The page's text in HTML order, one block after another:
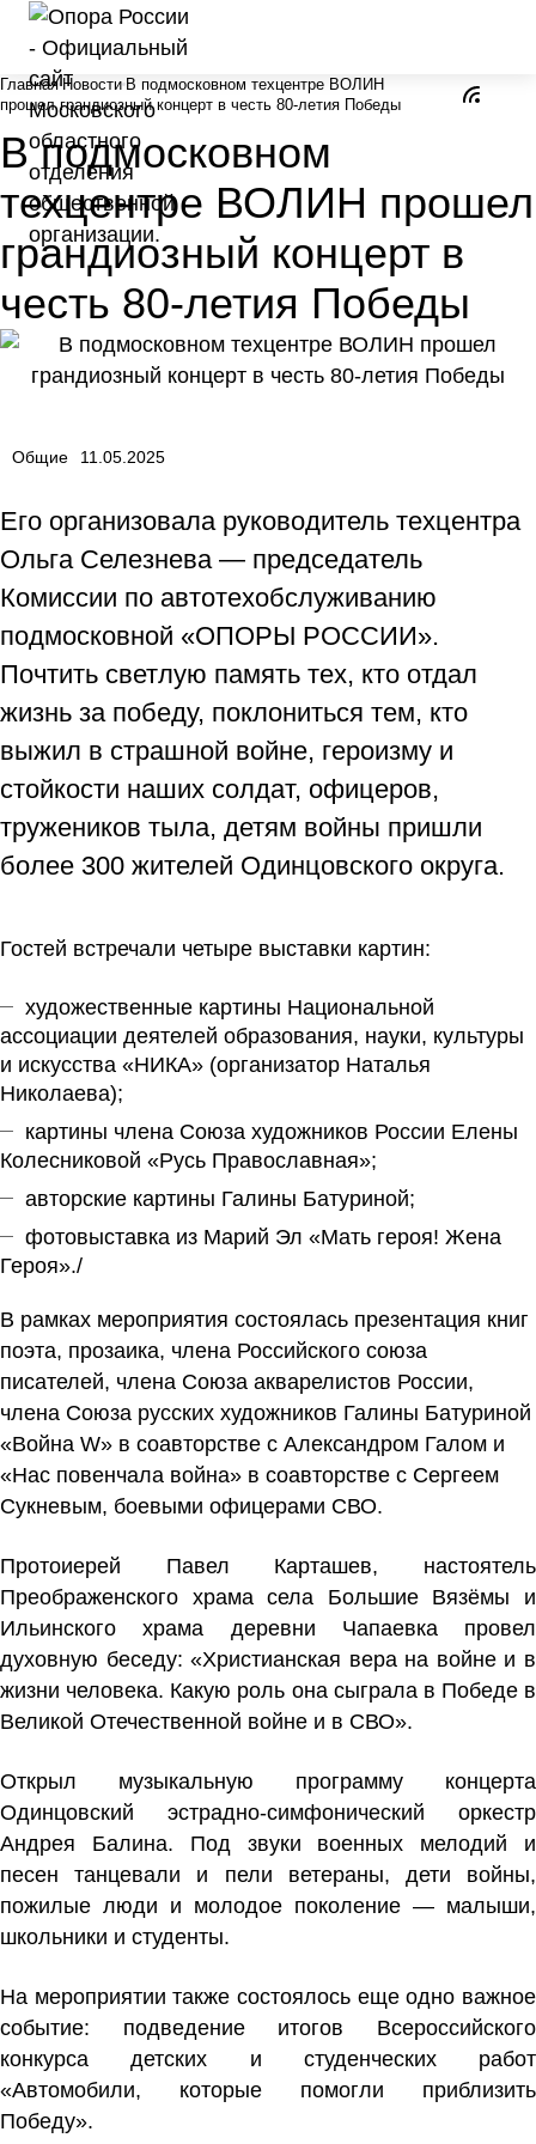
Главная Новости В подмосковном техцентре ВОЛИН
прошел грандиозный концерт в честь 80-летия Победы
В подмосковном
техцентре ВОЛИН прошел
грандиозный концерт в
честь 80-летия Победы
Общие 11.05.2025
Его организовала руководитель техцентра
Ольга Селезнева — председатель
Комиссии по автотехобслуживанию
подмосковной «ОПОРЫ РОССИИ».
Почтить светлую память тех, кто отдал
жизнь за победу, поклониться тем, кто
выжил в страшной войне, героизму и
стойкости наших солдат, офицеров,
тружеников тыла, детям войны пришли
более 300 жителей Одинцовского округа.
Гостей встречали четыре выставки картин:
художественные картины Национальной
ассоциации деятелей образования, науки, культуры
и искусства «НИКА» (организатор Наталья
Николаева);
картины члена Союза художников России Елены
Колесниковой «Русь Православная»;
авторские картины Галины Батуриной;
фотовыставка из Марий Эл «Мать героя! Жена
Героя»./
В рамках мероприятия состоялась презентация книг
поэта, прозаика, члена Российского союза
писателей, члена Союза акварелистов России,
члена Союза русских художников Галины Батуриной
«Война W» в соавторстве с Александром Галом и
«Нас повенчала война» в соавторстве с Сергеем
Сукневым, боевыми офицерами СВО.
Протоиерей Павел Карташев, настоятель
Преображенского храма села Большие Вязёмы и
Ильинского храма деревни Чапаевка провел
духовную беседу: «Христианская вера на войне и в
жизни человека. Какую роль она сыграла в Победе в
Великой Отечественной войне и в СВО».
Открыл музыкальную программу концерта
Одинцовский эстрадно-симфонический оркестр
Андрея Балина. Под звуки военных мелодий и
песен танцевали и пели ветераны, дети войны,
пожилые люди и молодое поколение — малыши,
школьники и студенты.
На мероприятии также состоялось еще одно важное
событие: подведение итогов Всероссийского
конкурса детских и студенческих работ
«Автомобили, которые помогли приблизить
Победу».